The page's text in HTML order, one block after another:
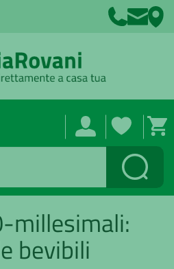
Cerca
millesimali:
bevibili